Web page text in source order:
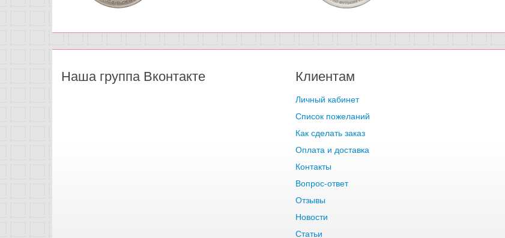
Наша группа Вконтакте Клиентам
Личный кабинет
Список пожеланий
Как сделать заказ
Оплата и доставка
Контакты
Вопрос-ответ
Отзывы
Новости
Статьи